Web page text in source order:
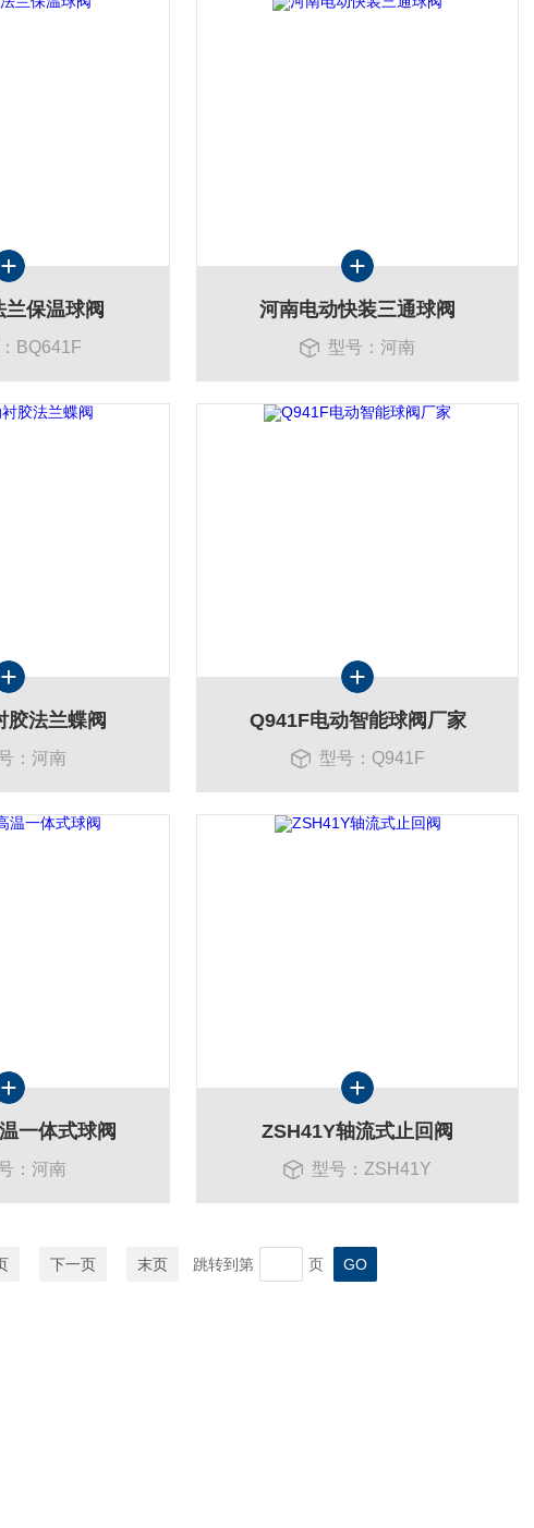
保温球阀
BQ641F
河南电动快装三通球阀
型号：河南
胶法兰蝶阀
：河南
Q941F电动智能球阀厂家
型号：Q941F
一体式球阀
：河南
ZSH41Y轴流式止回阀
型号：ZSH41Y
下一页 末页 跳转到第 页